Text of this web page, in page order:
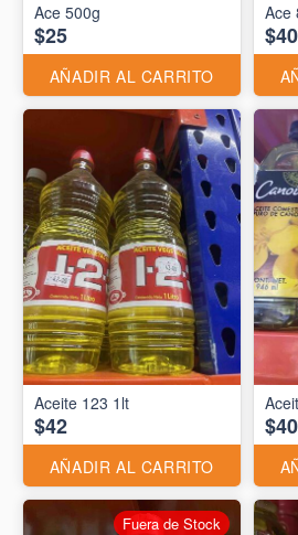
Ace 500g
$25
AÑADIR AL CARRITO
Ace
$40
Aceite 123 1lt
$42
AÑADIR AL CARRITO
$40
Fuera de Stock